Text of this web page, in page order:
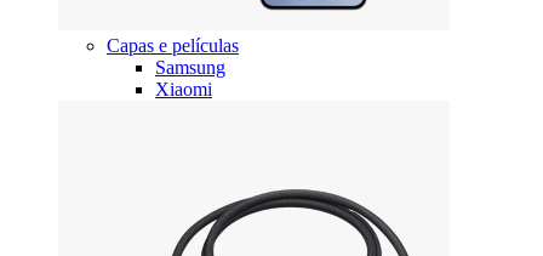
Capas e películas
Samsung
Xiaomi